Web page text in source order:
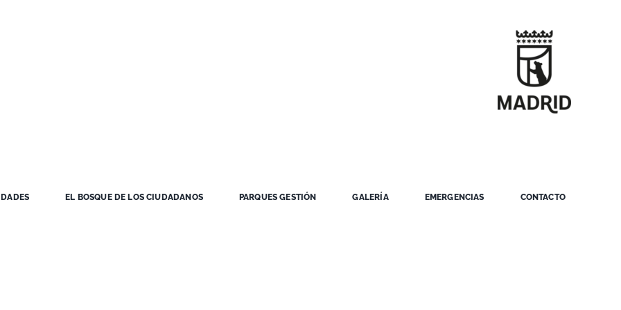
EL BOSQUE DE LOS CIUDADANOS PARQUES GESTIÓN GALERÍA EMERGENCIAS CONTACTO